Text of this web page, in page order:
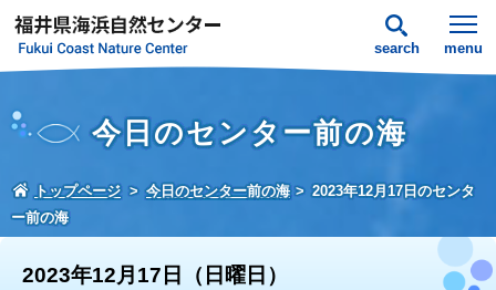
search menu
今日のセンター前の海
トップページ 今日のセンター前の海
2023年12月17日のセンタ
ー前の海
2023年12月17日（日曜日）